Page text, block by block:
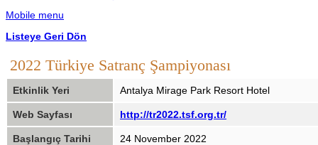
Mobile menu
Listeye Geri Dön
2022 Türkiye Satranç Şampiyonası
Etkinlik Yeri Antalya Mirage Park Resort Hotel
Web Sayfası http://tr2022.tsf.org.tr/
Başlangıç Tarihi 24 November 2022